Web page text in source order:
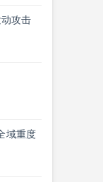
攻击
域重度